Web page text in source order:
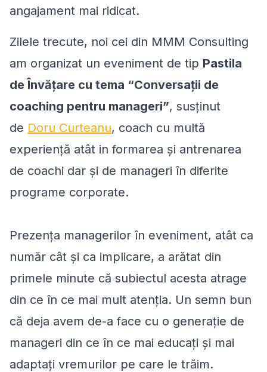
angajament mai ridicat.
Zilele trecute, noi cei din MMM Consulting
am organizat un eveniment de tip Pastila
de Învățare cu tema “Conversații de
coaching pentru manageri”, susținut
de Doru Curteanu, coach cu multă
experiență atât in formarea și antrenarea
de coachi dar și de manageri în diferite
programe corporate.
Prezența managerilor în eveniment, atât ca
număr cât și ca implicare, a arătat din
primele minute că subiectul acesta atrage
din ce în ce mai mult atenția. Un semn bun
că deja avem de-a face cu o generație de
manageri din ce în ce mai educați și mai
adaptați vremurilor pe care le trăim.